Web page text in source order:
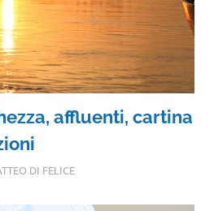
affluenti, cartina
DI FELICE